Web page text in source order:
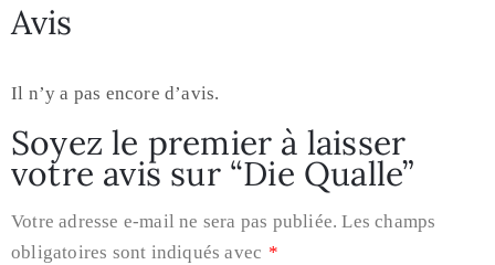
Avis
Il n’y a pas encore d’avis.
Soyez le premier à laisser
votre avis sur “Die Qualle”
Votre adresse e-mail ne sera pas publiée. Les champs
obligatoires sont indiqués avec *